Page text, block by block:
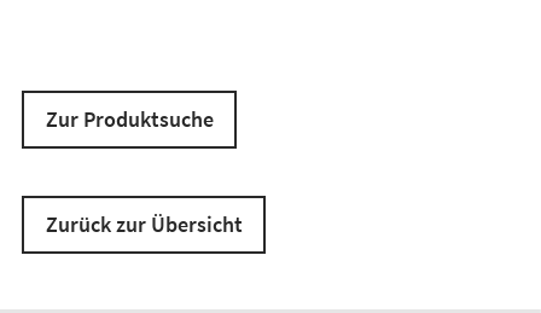
Zur Produktsuche
Zurück zur Übersicht